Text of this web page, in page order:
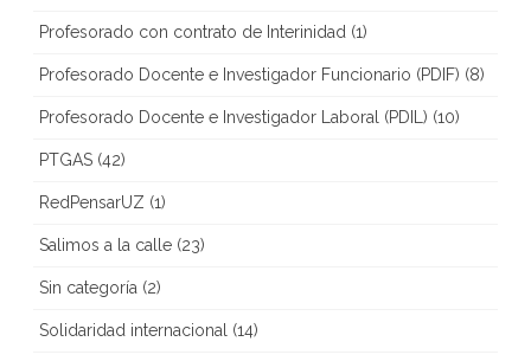
Profesorado con contrato de Interinidad (1)
Profesorado Docente e Investigador Funcionario (PDIF) (8)
Profesorado Docente e Investigador Laboral (PDIL) (10)
PTGAS (42)
RedPensarUZ (1)
Salimos a la calle (23)
Sin categoría (2)
Solidaridad internacional (14)